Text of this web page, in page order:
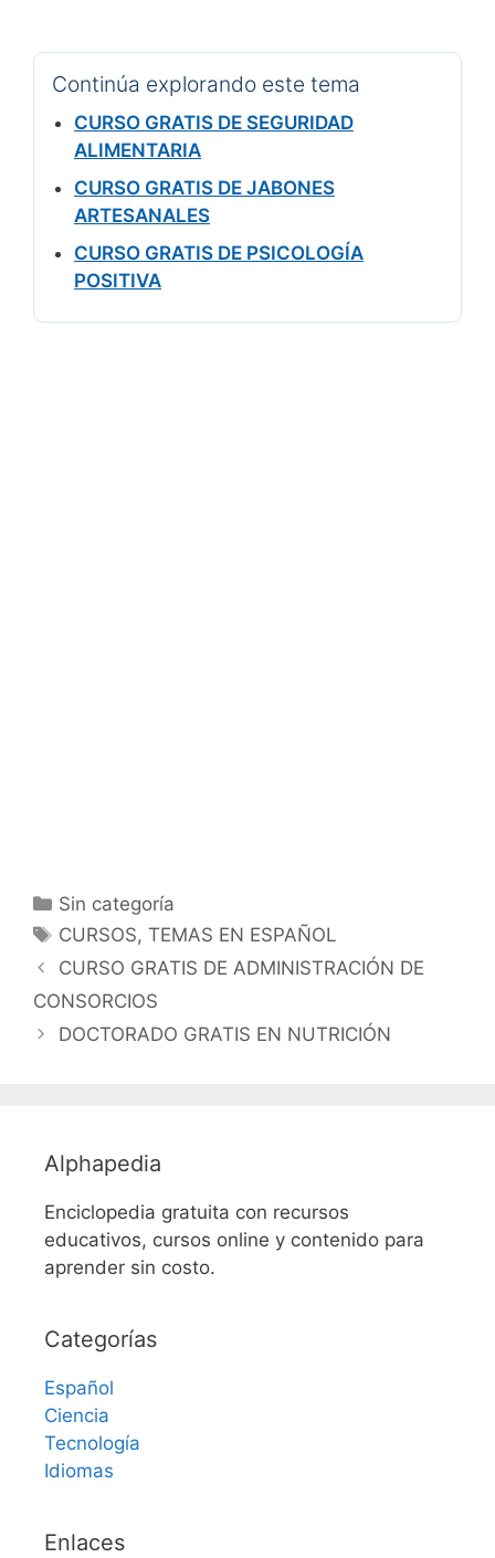
Continúa explorando este tema
CURSO GRATIS DE SEGURIDAD
ALIMENTARIA
CURSO GRATIS DE JABONES
ARTESANALES
CURSO GRATIS DE PSICOLOGÍA
POSITIVA
Categorías
Sin categoría
Etiquetas
CURSOS,TEMAS EN ESPAÑOL
CURSO GRATIS DE ADMINISTRACIÓN DE
CONSORCIOS
DOCTORADO GRATIS EN NUTRICIÓN
Alphapedia
Enciclopedia gratuita con recursos
educativos, cursos online y contenido para
aprender sin costo.
Categorías
Español
Ciencia
Tecnología
Idiomas
Enlaces